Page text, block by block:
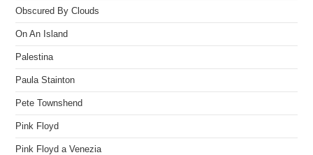
Obscured By Clouds
On An Island
Palestina
Paula Stainton
Pete Townshend
Pink Floyd
Pink Floyd a Venezia